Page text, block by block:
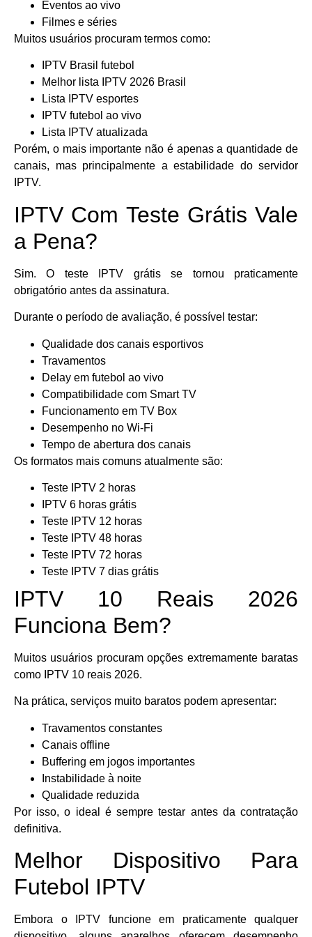
Eventos ao vivo
Filmes e séries
Muitos usuários procuram termos como:
IPTV Brasil futebol
Melhor lista IPTV 2026 Brasil
Lista IPTV esportes
IPTV futebol ao vivo
Lista IPTV atualizada
Porém, o mais importante não é apenas a quantidade de
canais, mas principalmente a estabilidade do servidor
IPTV.
IPTV Com Teste Grátis Vale
a Pena?
Sim. O teste IPTV grátis se tornou praticamente
obrigatório antes da assinatura.
Durante o período de avaliação, é possível testar:
Qualidade dos canais esportivos
Travamentos
Delay em futebol ao vivo
Compatibilidade com Smart TV
Funcionamento em TV Box
Desempenho no Wi-Fi
Tempo de abertura dos canais
Os formatos mais comuns atualmente são:
Teste IPTV 2 horas
IPTV 6 horas grátis
Teste IPTV 12 horas
Teste IPTV 48 horas
Teste IPTV 72 horas
Teste IPTV 7 dias grátis
IPTV 10 Reais 2026
Funciona Bem?
Muitos usuários procuram opções extremamente baratas
como IPTV 10 reais 2026.
Na prática, serviços muito baratos podem apresentar:
Travamentos constantes
Canais offline
Buffering em jogos importantes
Instabilidade à noite
Qualidade reduzida
Por isso, o ideal é sempre testar antes da contratação
definitiva.
Melhor Dispositivo Para
Futebol IPTV
Embora o IPTV funcione em praticamente qualquer